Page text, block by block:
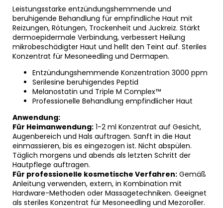
Leistungsstarke entzündungshemmende und
beruhigende Behandlung für empfindliche Haut mit
Reizungen, Rötungen, Trockenheit und Juckreiz. Stärkt
dermoepidermale Verbindung, verbessert Heilung
mikrobeschädigter Haut und hellt den Teint auf. Steriles
Konzentrat für Mesoneedling und Dermapen.
Entzündungshemmende Konzentration 3000 ppm
Serilesine beruhigendes Peptid
Melanostatin und Triple M Complex™
Professionelle Behandlung empfindlicher Haut
Anwendung:
Für Heimanwendung: 1-2 ml Konzentrat auf Gesicht,
Augenbereich und Hals auftragen. Sanft in die Haut
einmassieren, bis es eingezogen ist. Nicht abspülen.
Täglich morgens und abends als letzten Schritt der
Hautpflege auftragen.
Für professionelle kosmetische Verfahren: Gemäß
Anleitung verwenden, extern, in Kombination mit
Hardware-Methoden oder Massagetechniken. Geeignet
als steriles Konzentrat für Mesoneedling und Mezoroller.